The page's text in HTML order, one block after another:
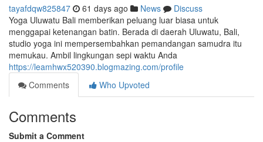
tayafdqw825847 61 days ago News
Discuss
Yoga Uluwatu Bali memberikan peluang luar biasa untuk
menggapai ketenangan batin. Berada di daerah Uluwatu, Bali,
studio yoga ini mempersembahkan pemandangan samudra itu
memukau. Ambil lingkungan sepi waktu Anda
https://leamhwx520390.blogmazing.com/profile
Comments
Who Upvoted
Comments
Submit a Comment